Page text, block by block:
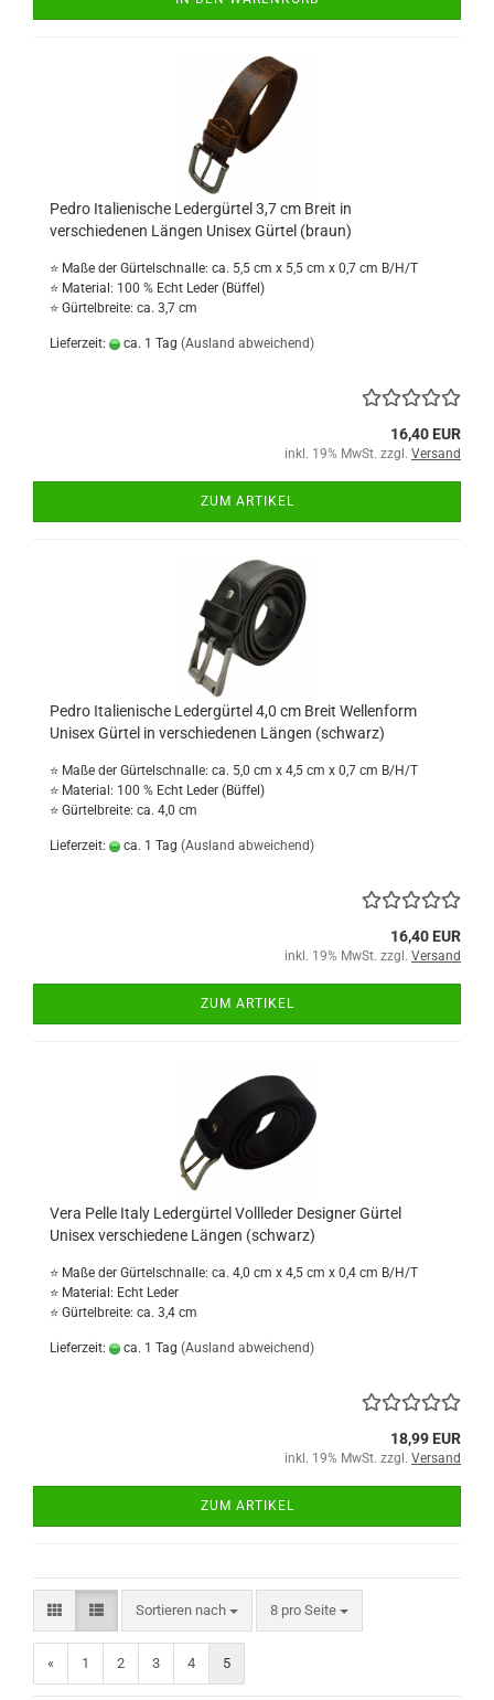
Pedro Italienische Ledergürtel 3,7 cm Breit in
verschiedenen Längen Unisex Gürtel (braun)
⭐ Maße der Gürtelschnalle: ca. 5,5 cm x 5,5 cm x 0,7 cm B/H/T
⭐ Material: 100 % Echt Leder (Büffel)
⭐ Gürtelbreite: ca. 3,7 cm
Lieferzeit: ca. 1 Tag (Ausland abweichend)
16,40 EUR
inkl. 19% MwSt. zzgl. Versand
ZUM ARTIKEL
Pedro Italienische Ledergürtel 4,0 cm Breit Wellenform
Unisex Gürtel in verschiedenen Längen (schwarz)
⭐ Maße der Gürtelschnalle: ca. 5,0 cm x 4,5 cm x 0,7 cm B/H/T
⭐ Material: 100 % Echt Leder (Büffel)
⭐ Gürtelbreite: ca. 4,0 cm
Lieferzeit: ca. 1 Tag (Ausland abweichend)
16,40 EUR
inkl. 19% MwSt. zzgl. Versand
ZUM ARTIKEL
Vera Pelle Italy Ledergürtel Vollleder Designer Gürtel
Unisex verschiedene Längen (schwarz)
⭐ Maße der Gürtelschnalle: ca. 4,0 cm x 4,5 cm x 0,4 cm B/H/T
⭐ Material: Echt Leder
⭐ Gürtelbreite: ca. 3,4 cm
Lieferzeit: ca. 1 Tag (Ausland abweichend)
18,99 EUR
inkl. 19% MwSt. zzgl. Versand
ZUM ARTIKEL
Sortieren nach
Sortieren nach 8 pro Seite
pro Seite
« 1 2 3 4 5